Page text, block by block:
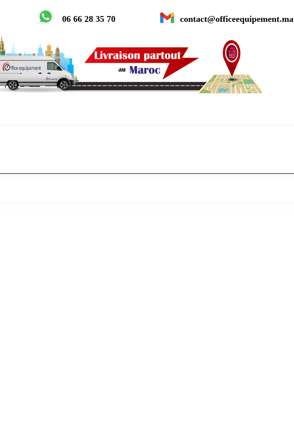
06 66 28 35 70 contact@officeequipement.ma